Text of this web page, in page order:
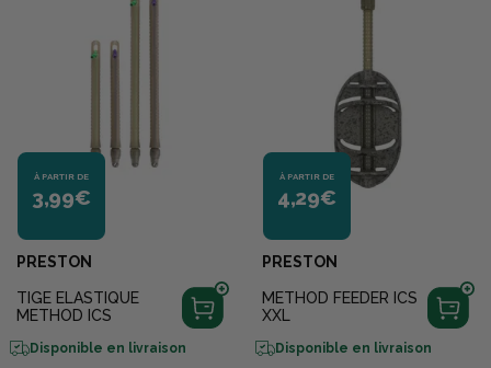
À PARTIR DE
3,99€
PRESTON
TIGE ELASTIQUE
METHOD ICS
Disponible en livraison
À PARTIR DE
4,29€
PRESTON
METHOD FEEDER ICS
XXL
Disponible en livraison